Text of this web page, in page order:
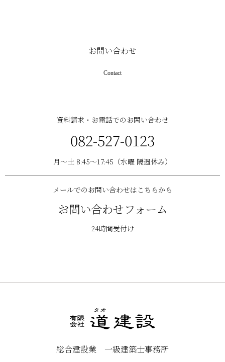
お問い合わせ
Contact
資料請求・お電話でのお問い合わせ
082-527-0123
月〜土 8:45〜17:45（水曜 隔週休み）
メールでのお問い合わせはこちらから
お問い合わせフォーム
24時間受付け
総合建設業 一級建築士事務所